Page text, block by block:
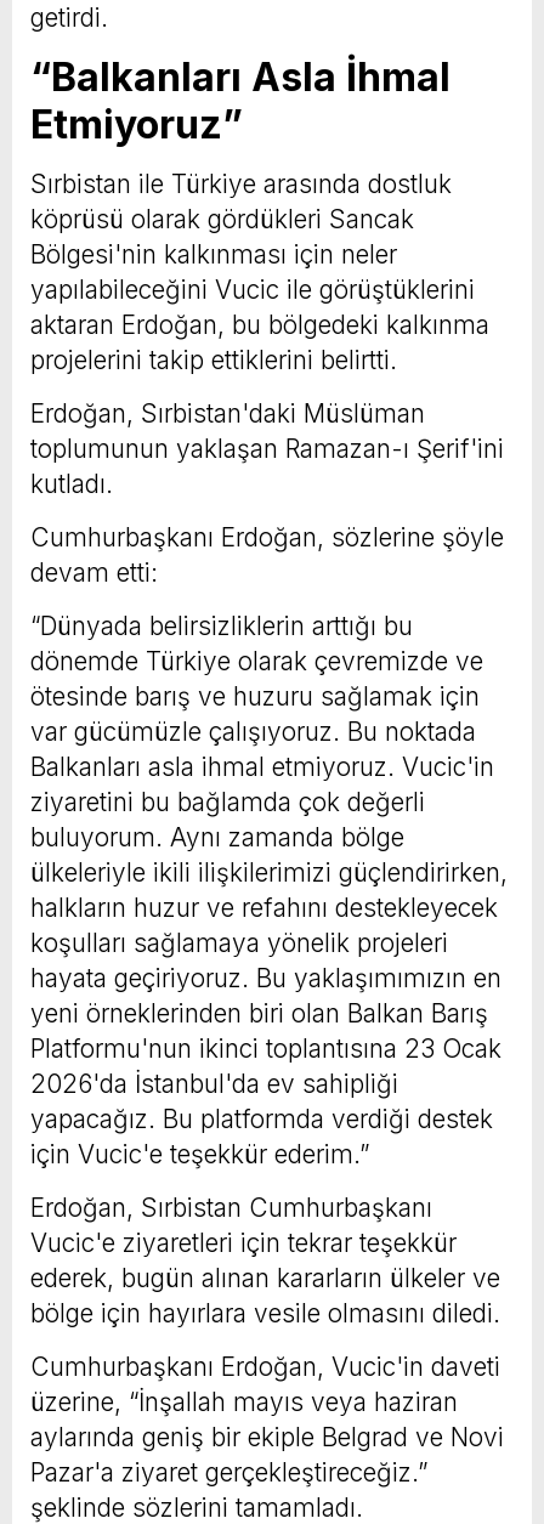
getirdi.
“Balkanları Asla İhmal
Etmiyoruz”
Sırbistan ile Türkiye arasında dostluk
köprüsü olarak gördükleri Sancak
Bölgesi'nin kalkınması için neler
yapılabileceğini Vucic ile görüştüklerini
aktaran Erdoğan, bu bölgedeki kalkınma
projelerini takip ettiklerini belirtti.
Erdoğan, Sırbistan'daki Müslüman
toplumunun yaklaşan Ramazan-ı Şerif'ini
kutladı.
Cumhurbaşkanı Erdoğan, sözlerine şöyle
devam etti:
“Dünyada belirsizliklerin arttığı bu
dönemde Türkiye olarak çevremizde ve
ötesinde barış ve huzuru sağlamak için
var gücümüzle çalışıyoruz. Bu noktada
Balkanları asla ihmal etmiyoruz. Vucic'in
ziyaretini bu bağlamda çok değerli
buluyorum. Aynı zamanda bölge
ülkeleriyle ikili ilişkilerimizi güçlendirirken,
halkların huzur ve refahını destekleyecek
koşulları sağlamaya yönelik projeleri
hayata geçiriyoruz. Bu yaklaşımımızın en
yeni örneklerinden biri olan Balkan Barış
Platformu'nun ikinci toplantısına 23 Ocak
2026'da İstanbul'da ev sahipliği
yapacağız. Bu platformda verdiği destek
için Vucic'e teşekkür ederim.”
Erdoğan, Sırbistan Cumhurbaşkanı
Vucic'e ziyaretleri için tekrar teşekkür
ederek, bugün alınan kararların ülkeler ve
bölge için hayırlara vesile olmasını diledi.
Cumhurbaşkanı Erdoğan, Vucic'in daveti
üzerine, “İnşallah mayıs veya haziran
aylarında geniş bir ekiple Belgrad ve Novi
Pazar'a ziyaret gerçekleştireceğiz.”
şeklinde sözlerini tamamladı.